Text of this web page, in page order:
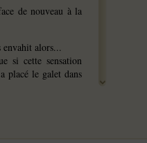
de nouveau à la
envahit alors...
si cette sensation
placé le galet dans